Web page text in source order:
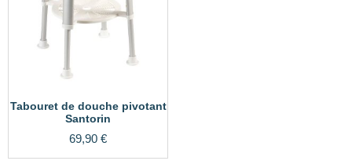
Tabouret de douche pivotant
Santorin
69,90 €